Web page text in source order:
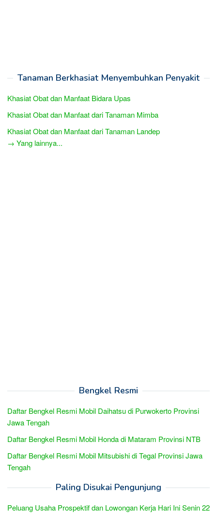
Tanaman Berkhasiat Menyembuhkan Penyakit
Khasiat Obat dan Manfaat Bidara Upas
Khasiat Obat dan Manfaat dari Tanaman Mimba
Khasiat Obat dan Manfaat dari Tanaman Landep
→ Yang lainnya...
Bengkel Resmi
Daftar Bengkel Resmi Mobil Daihatsu di Purwokerto Provinsi
Jawa Tengah
Daftar Bengkel Resmi Mobil Honda di Mataram Provinsi NTB
Daftar Bengkel Resmi Mobil Mitsubishi di Tegal Provinsi Jawa
Tengah
Paling Disukai Pengunjung
Peluang Usaha Prospektif dan Lowongan Kerja Hari Ini Senin 22